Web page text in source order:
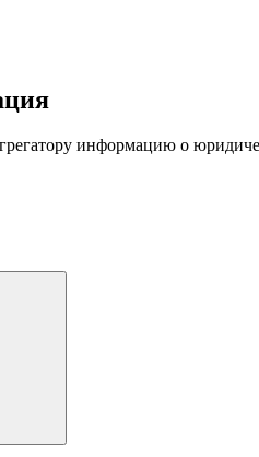
информацию о